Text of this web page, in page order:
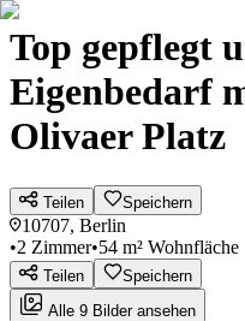
Top gepflegt
Eigenbedarf
Olivaer Platz
Teilen Speichern
10707, Berlin
•2 Zimmer•54 m² Wohnfläche
Teilen
Speichern
Alle 9 Bilder ansehen